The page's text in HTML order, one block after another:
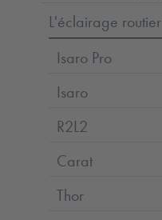
L'éclairage routier
Isaro Pro
Isaro
R2L2
Carat
Thor